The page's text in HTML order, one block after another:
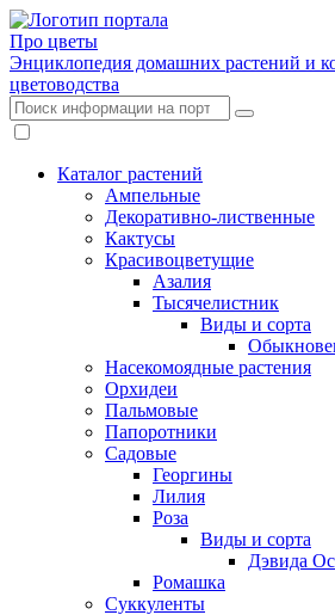
Про цветы
Энциклопедия домашних растений и
цветоводства
Каталог растений
Ампельные
Декоративно-лиственные
Кактусы
Красивоцветущие
Азалия
Тысячелистник
Виды и сорта
Насекомоядные растения
Орхидеи
Пальмовые
Папоротники
Садовые
Георгины
Лилия
Роза
Виды и сорта
Дэвида
Ромашка
Суккуленты